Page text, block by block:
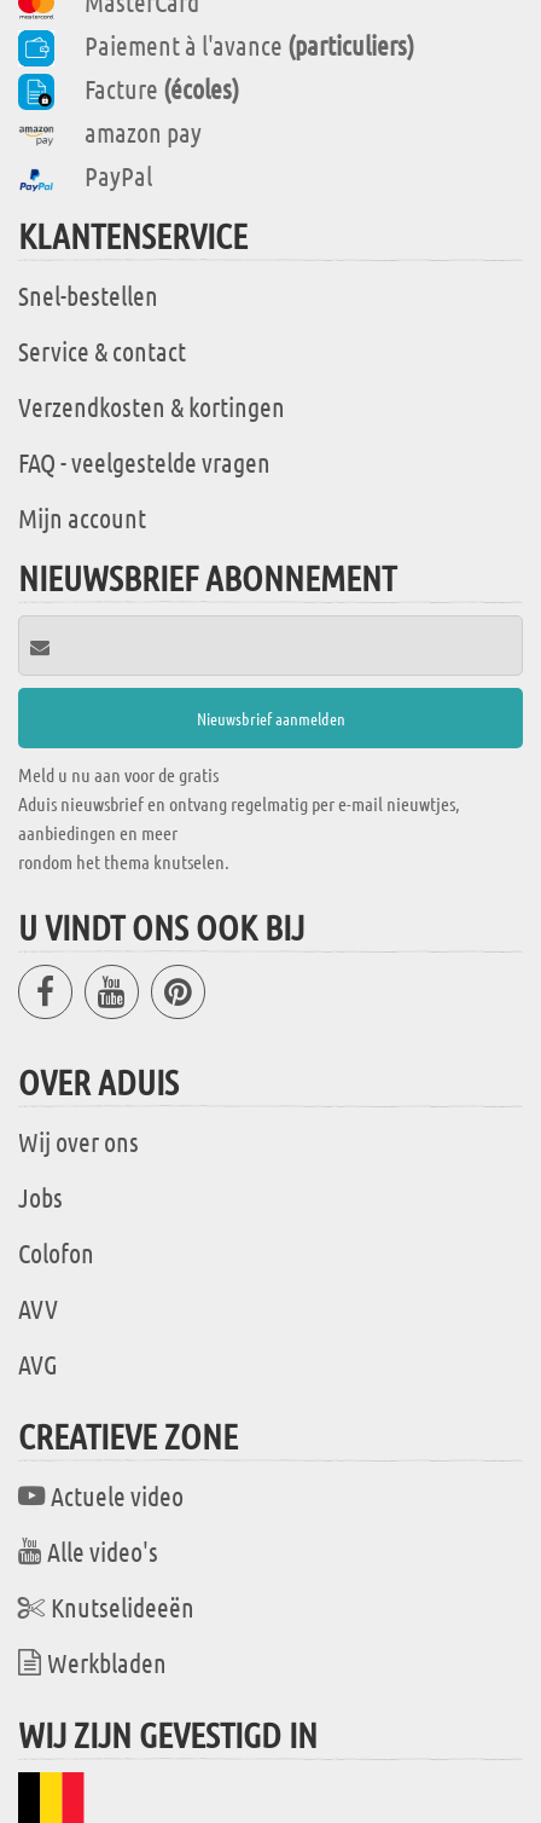
Paiement à l'avance (particuliers)
Facture (écoles)
amazon pay
PayPal
KLANTENSERVICE
Snel-bestellen
Service & contact
Verzendkosten & kortingen
FAQ - veelgestelde vragen
Mijn account
NIEUWSBRIEF ABONNEMENT
Meld u nu aan voor de gratis
Aduis nieuwsbrief en ontvang regelmatig per e-mail nieuwtjes,
aanbiedingen en meer
rondom het thema knutselen.
U VINDT ONS OOK BIJ
OVER ADUIS
Wij over ons
Jobs
Colofon
AVV
AVG
CREATIEVE ZONE
Actuele video
Alle video's
Knutselideeën
Werkbladen
WIJ ZIJN GEVESTIGD IN